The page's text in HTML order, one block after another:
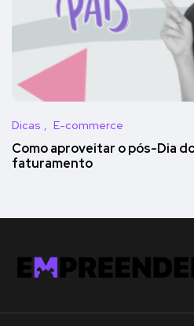
Dicas E-commerce
Como aproveitar o pós-Dia
faturamento